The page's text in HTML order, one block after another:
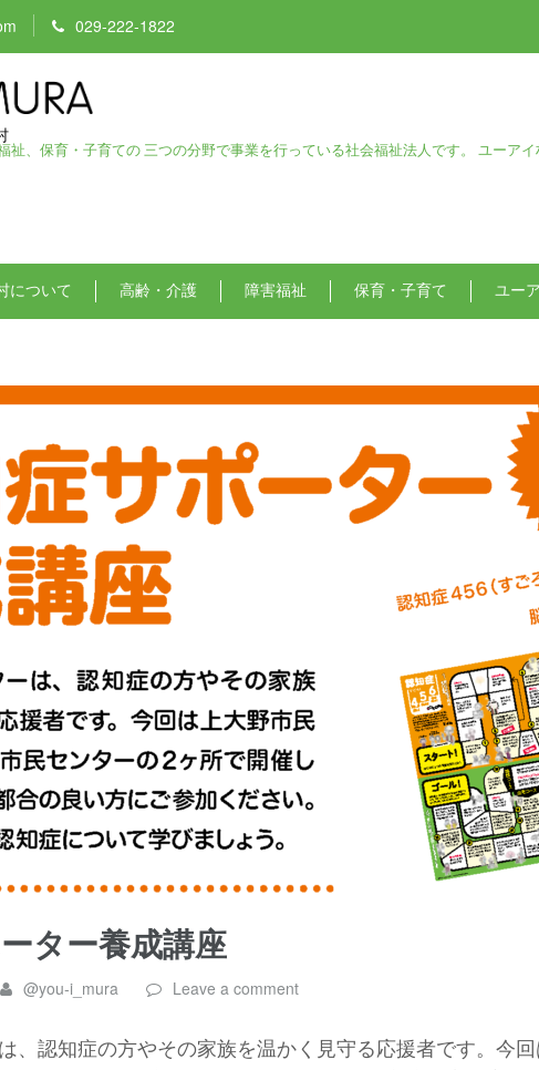
029-222-1822
祉、保育・子育ての 三つの分野で事業を行っている社会福祉法人です。 ユーア
について 高齢・介護 障害福祉 保育・子育て ユー
ター養成講座
@you-i_mura Leave a comment
、認知症の方やその家族を温かく見守る応援者です。今